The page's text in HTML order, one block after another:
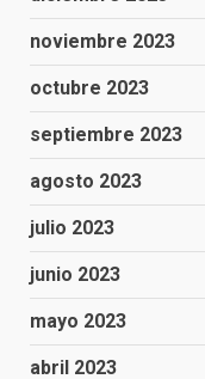
noviembre 2023
octubre 2023
septiembre 2023
agosto 2023
julio 2023
junio 2023
mayo 2023
abril 2023